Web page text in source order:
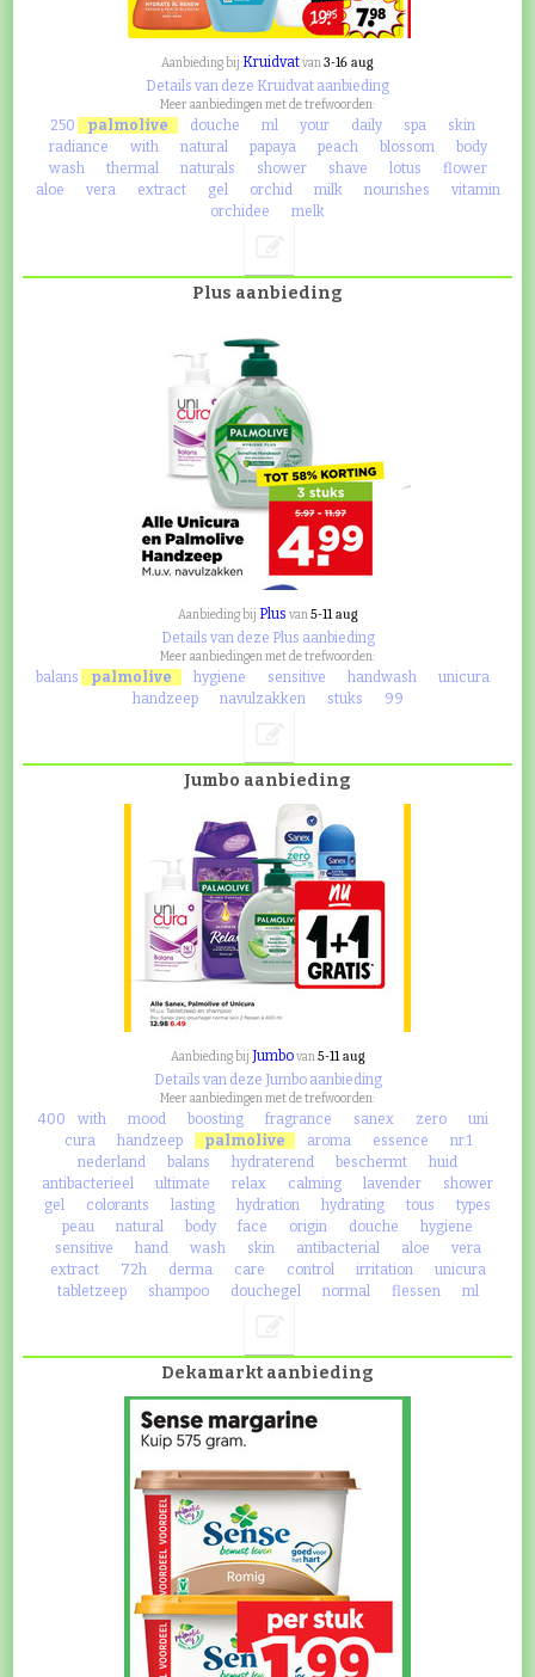
Aanbieding bij Kruidvatvan3-16 aug
Details van deze Kruidvat aanbieding
Meer aanbiedingen met de trefwoorden:
250 palmolive douche ml your daily spa
skin
radiance
with natural papaya peach blossom
body
wash
thermal naturals shower shave lotus
flower
aloe
vera extract gel orchid milk nourishes
vitamin
orchidee
melk
Plus aanbieding
Aanbieding bij Plus van5-11 aug
Details van deze Plus aanbieding
Meer aanbiedingen met de trefwoorden:
balans palmolive hygiene sensitive handwash
unicura
handzeep
navulzakken stuks 99
Jumbo aanbieding
Aanbieding bij Jumbovan5-11 aug
Details van deze Jumbo aanbieding
Meer aanbiedingen met de trefwoorden:
400 with mood boosting fragrance sanex zero
uni
cura
handzeep palmolive aroma essence
nr.1
nederland
balans hydraterend beschermt
huid
antibacterieel
ultimate relax calming lavender
shower
gel
colorants lasting hydration hydrating tous
types
peau
natural body face origin douche
hygiene
sensitive
hand wash skin antibacterial aloe
vera
extract
72h derma care control irritation
unicura
tabletzeep
shampoo douchegel normal flessen ml
Dekamarkt aanbieding